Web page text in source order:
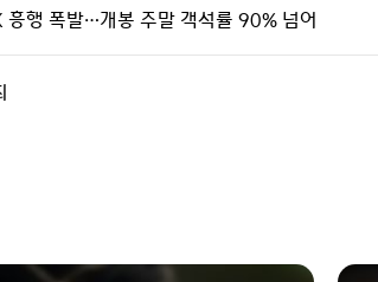
흥행 폭발…개봉 주말 객석률 90% 넘어